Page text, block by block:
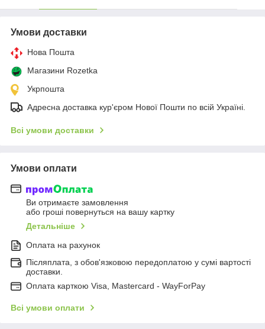
Умови доставки
Нова Пошта
Магазини Rozetka
Укрпошта
Адресна доставка кур'єром Нової Пошти по всій Україні.
Всі умови доставки
Умови оплати
Ви отримаєте замовлення
або гроші повернуться на вашу картку
Детальніше
Оплата на рахунок
Післяплата, з обов'язковою передоплатою у сумі вартості
доставки.
Оплата карткою Visa, Mastercard - WayForPay
Всі умови оплати